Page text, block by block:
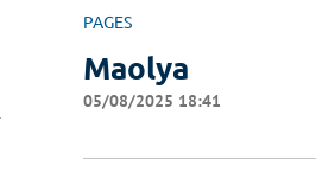
PAGES
Maolya
05/08/2025 18:41